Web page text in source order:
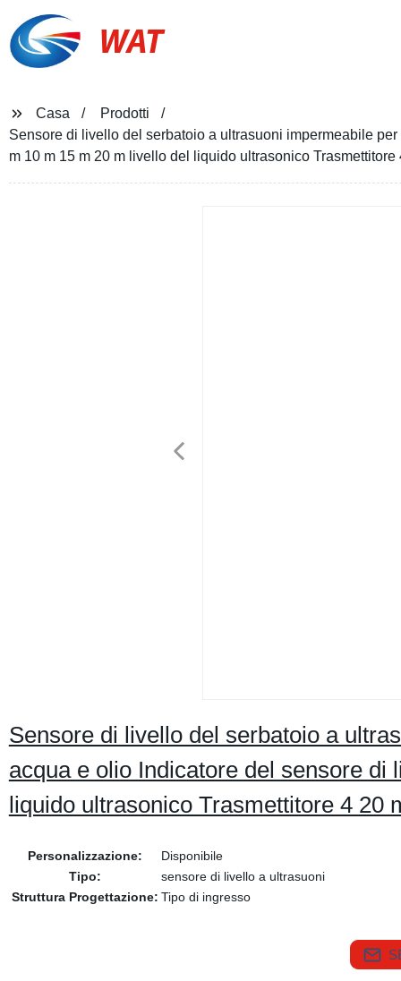
WAT
Casa
Prodotti
Sensore di livello del serbatoio a ultrasuoni impermeabile
m 10 m 15 m 20 m livello del liquido ultrasonico
Sensore di livello del serbatoio a
acqua e olio Indicatore del sensore
liquido ultrasonico Trasmettitore 4 20
Personalizzazione:
Disponibile
Tipo:
sensore di livello a ultrasuoni
Struttura Progettazione: Tipo di ingresso